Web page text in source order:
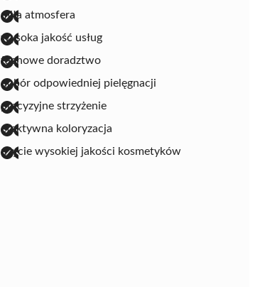
miła atmosfera
wysoka jakość usług
fachowe doradztwo
dobór odpowiedniej pielęgnacji
precyzyjne strzyżenie
efektywna koloryzacja
użycie wysokiej jakości kosmetyków